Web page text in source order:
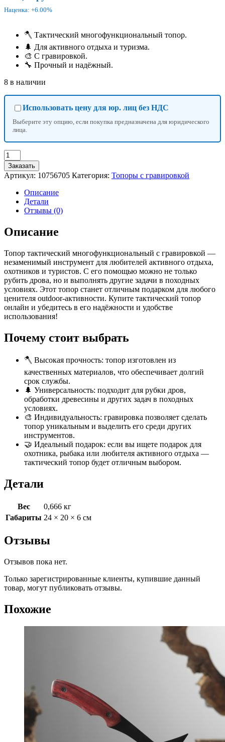
Наценка: +6.00%
🪓 Тактический многофункциональный топор.
🌲 Для активного отдыха и туризма.
🎨 С гравировкой.
🔧 Прочный и надёжный.
8 в наличии
Использовать цену для юр. лиц без НДС
Выберите эту опцию, если покупка предназначена для юридического
лица.
Количество
товара
Топор
тактический
многофункциональный
гравировкой
Заказать
Артикул: 10756705 Категория: Топоры с гравировкой
Описание
Детали
Отзывы (0)
Описание
Топор тактический многофункциональный с гравировкой —
незаменимый инструмент для любителей активного отдыха,
охотников и туристов. С его помощью можно не только
рубить дрова, но и выполнять другие задачи в походных
условиях. Этот топор станет отличным подарком для любого
ценителя outdoor-активности. Купите тактический топор
онлайн и убедитесь в его надёжности и удобстве
использования!
Почему стоит выбрать
🪓 Высокая прочность: топор изготовлен из
качественных материалов, что обеспечивает долгий
срок службы.
🌲 Универсальность: подходит для рубки дров,
обработки древесины и других задач в походных
условиях.
🎨 Индивидуальность: гравировка позволяет сделать
топор уникальным и выделить его среди других
инструментов.
🤝 Идеальный подарок: если вы ищете подарок для
охотника, рыбака или любителя активного отдыха —
тактический топор будет отличным выбором.
Детали
Вес
0,666 кг
Габариты 24 × 20 × 6 см
Отзывы
Отзывов пока нет.
Только зарегистрированные клиенты, купившие данный
товар, могут публиковать отзывы.
Похожие